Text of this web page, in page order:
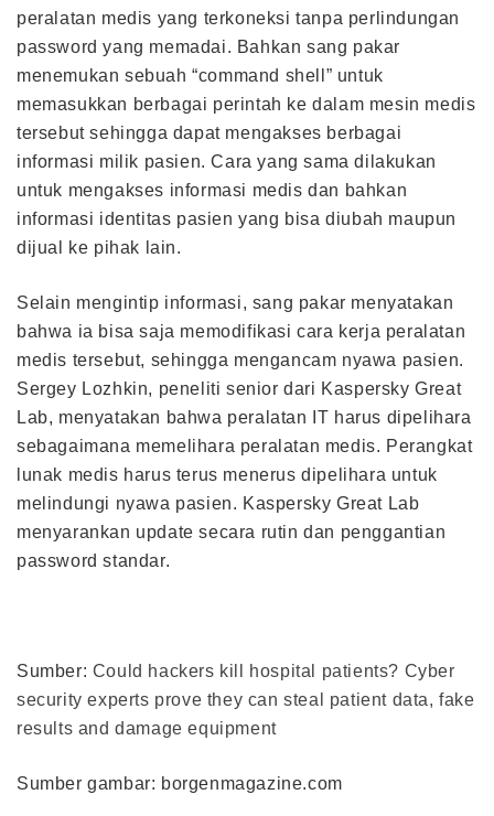
peralatan medis yang terkoneksi tanpa perlindungan
password yang memadai. Bahkan sang pakar
menemukan sebuah “command shell” untuk
memasukkan berbagai perintah ke dalam mesin medis
tersebut sehingga dapat mengakses berbagai
informasi milik pasien. Cara yang sama dilakukan
untuk mengakses informasi medis dan bahkan
informasi identitas pasien yang bisa diubah maupun
dijual ke pihak lain.
Selain mengintip informasi, sang pakar menyatakan
bahwa ia bisa saja memodifikasi cara kerja peralatan
medis tersebut, sehingga mengancam nyawa pasien.
Sergey Lozhkin, peneliti senior dari Kaspersky Great
Lab, menyatakan bahwa peralatan IT harus dipelihara
sebagaimana memelihara peralatan medis. Perangkat
lunak medis harus terus menerus dipelihara untuk
melindungi nyawa pasien. Kaspersky Great Lab
menyarankan update secara rutin dan penggantian
password standar.
Sumber: Could hackers kill hospital patients? Cyber
security experts prove they can steal patient data, fake
results and damage equipment
Sumber gambar: borgenmagazine.com